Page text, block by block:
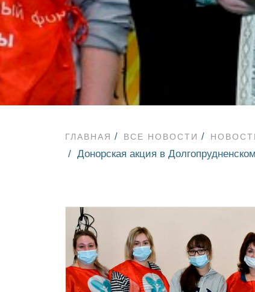
ГЛАВНАЯ ВСЕ НОВОСТИ
Донорская акция в